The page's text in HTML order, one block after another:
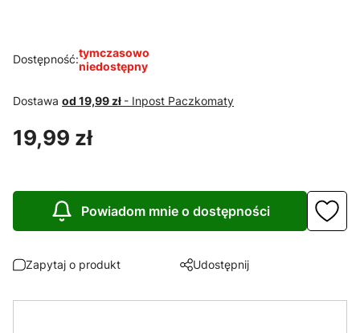
Dostępność:tymczasowo
niedostępny
Dostawa od 19,99 zł - Inpost Paczkomaty
Cena
19,99 zł
Powiadom mnie o dostępności
Zapytaj o produkt Udostępnij